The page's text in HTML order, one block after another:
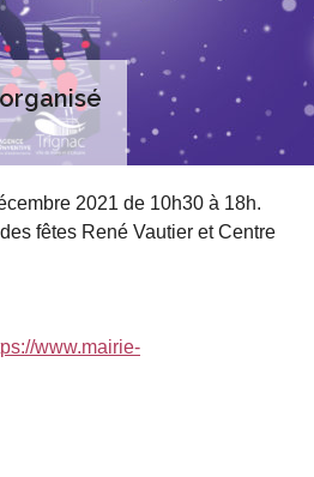
2021 de 10h30 à 18h.
fêtes René Vautier et Centre
www.mairie-